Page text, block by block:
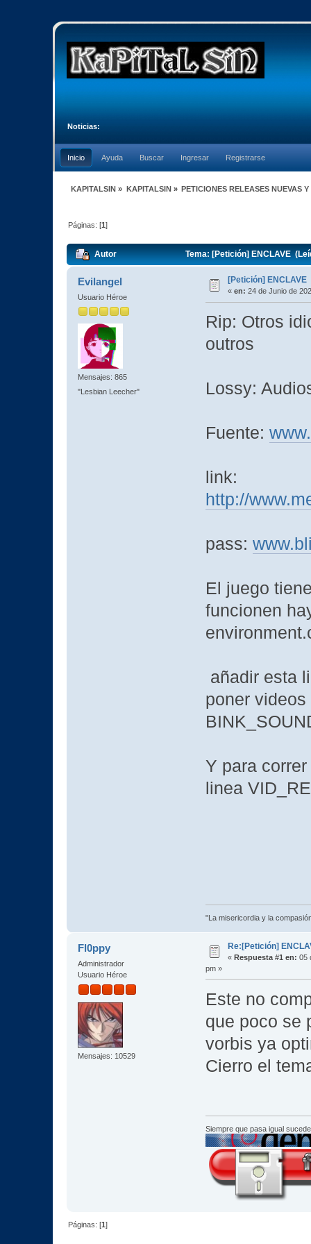
Noticias:
Inicio Ayuda Buscar Ingresar Registrarse
KAPITALSIN » KAPITALSIN» PETICIONES RELEASES NUEVAS
Páginas: [1]
Autor Tema: [Petición] ENCLAVE
Evilangel
Usuario Héroe
Mensajes: 865
"Lesbian Leecher"
[Petición] ENCLAVE
« en: 24 de Junio de
Rip: Otros
outros
Lossy:
Fuente:
link:
http://
pass:
El juego
funcionen
añadir esta
poner
Y para
linea
"La misericordia y la
Fl0ppy
Administrador
Usuario Héroe
Mensajes: 10529
Re:[Petición]
« Respuesta #1 en: 05
pm »
Este no
que poco se
vorbis ya
Cierro el
Siempre que pasa igual
Páginas: [1]